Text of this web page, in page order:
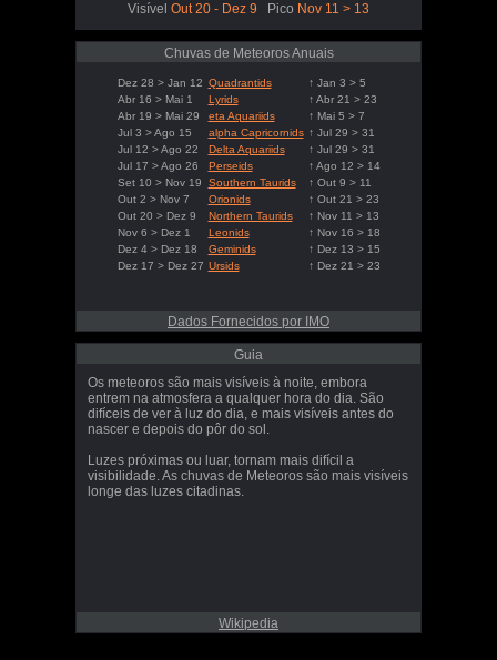
Visível Out 20 - Dez 9 Pico Nov 11 > 13
Chuvas de Meteoros Anuais
Dez 28 > Jan 12 Quadrantids
↑ Jan 3 > 5
Abr 16 > Mai 1
Lyrids
↑ Abr 21 > 23
Abr 19 > Mai 29
eta Aquariids
↑ Mai 5 > 7
Jul 3 > Ago 15
alpha Capricornids ↑ Jul 29 > 31
Jul 12 > Ago 22
Delta Aquariids
↑ Jul 29 > 31
Jul 17 > Ago 26
Perseids
↑ Ago 12 > 14
Set 10 > Nov 19
Southern Taurids
↑ Out 9 > 11
Out 2 > Nov 7
Orionids
↑ Out 21 > 23
Out 20 > Dez 9
Northern Taurids
↑ Nov 11 > 13
Nov 6 > Dez 1
Leonids
↑ Nov 16 > 18
Dez 4 > Dez 18
Geminids
↑ Dez 13 > 15
Dez 17 > Dez 27 Ursids ↑ Dez 21 > 23
Dados Fornecidos por IMO
Guia
Os meteoros são mais visíveis à noite, embora
entrem na atmosfera a qualquer hora do dia. São
difíceis de ver à luz do dia, e mais visíveis antes do
nascer e depois do pôr do sol.
Luzes próximas ou luar, tornam mais difícil a
visibilidade. As chuvas de Meteoros são mais visíveis
longe das luzes citadinas.
Wikipedia